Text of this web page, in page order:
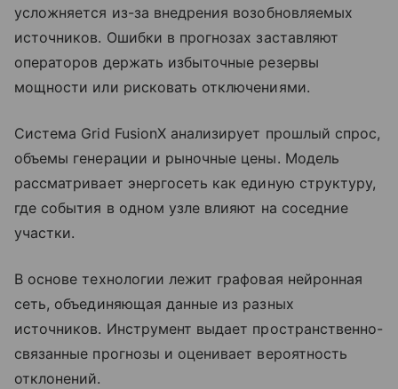
усложняется из-за внедрения возобновляемых
источников. Ошибки в прогнозах заставляют
операторов держать избыточные резервы
мощности или рисковать отключениями.
Система Grid FusionX анализирует прошлый спрос,
объемы генерации и рыночные цены. Модель
рассматривает энергосеть как единую структуру,
где события в одном узле влияют на соседние
участки.
В основе технологии лежит графовая нейронная
сеть, объединяющая данные из разных
источников. Инструмент выдает пространственно-
связанные прогнозы и оценивает вероятность
отклонений.